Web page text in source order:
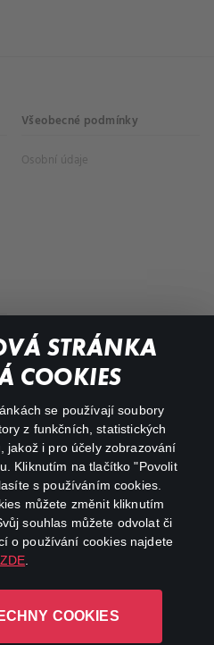
STRÁNKA
COOKIES
se používají soubory
z funkčních, statistických
jakož i pro účely zobrazování
Kliknutím na tlačítko "Povolit
s používáním cookies.
můžete změnit kliknutím
souhlas můžete odvolat či
o používání cookies najdete
ZDE
COOKIES
Všeobecné podmínky
Osobní údaje